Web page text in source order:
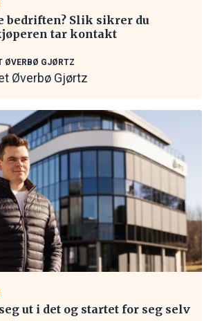
bedriften? Slik sikrer du
tar kontakt
ØVERBØ GJØRTZ
Øverbø Gjørtz
ut i det og startet for seg selv